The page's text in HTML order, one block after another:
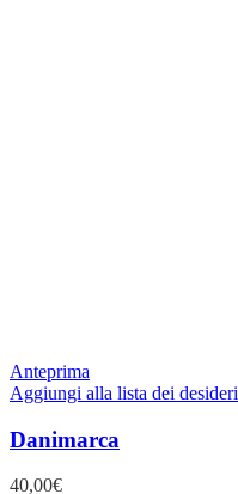
Anteprima
Aggiungi alla lista dei desideri
Danimarca
40,00€